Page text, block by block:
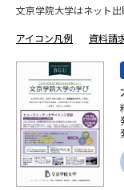
来場型・Web型イベン
志望校・出願校を
文京学院大学はネット出
アイコン凡例 資料請